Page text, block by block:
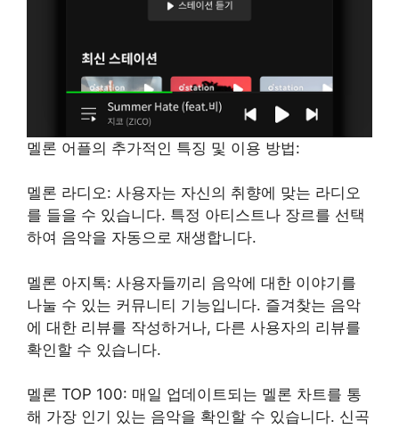
멜론 어플의 추가적인 특징 및 이용 방법:
멜론 라디오: 사용자는 자신의 취향에 맞는 라디오
를 들을 수 있습니다. 특정 아티스트나 장르를 선택
하여 음악을 자동으로 재생합니다.
멜론 아지톡: 사용자들끼리 음악에 대한 이야기를
나눌 수 있는 커뮤니티 기능입니다. 즐겨찾는 음악
에 대한 리뷰를 작성하거나, 다른 사용자의 리뷰를
확인할 수 있습니다.
멜론 TOP 100: 매일 업데이트되는 멜론 차트를 통
해 가장 인기 있는 음악을 확인할 수 있습니다. 신곡